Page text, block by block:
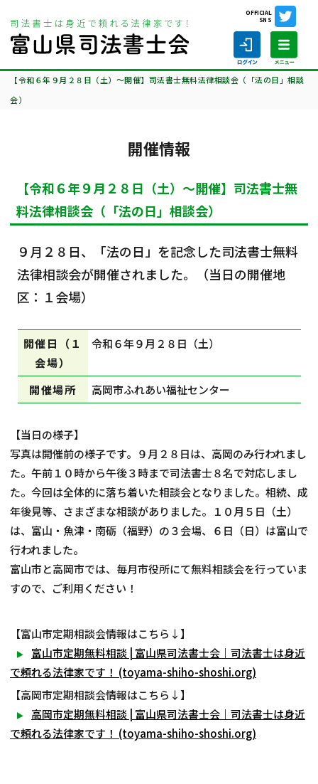
OFFICIAL
SNS
相談会情報・お知らせ
開催情報
【令和６年９月２８日（土）～開催】司法書士無料法律相談会（「法の日」相談
会）
開催情報
【令和６年９月２８日（土）～開催】司法書士無
料法律相談会（「法の日」相談会）
９月２８日、「法の日」を記念した司法書士無料
法律相談会が開催されました。（当日の開催地
区：１会場）
開催日（１
会場）
令和６年９月２８日（土）
開催場所 高岡市ふれあい福祉センター
【当日の様子】
写真は開催前の様子です。９月２８日は、高岡のみ行われまし
た。午前１０時から午後３時まで司法書士８名で対応しまし
た。今回は全体的に落ち着いた相談会となりました。相続、成
年後見等、さまざまな相談がありました。１０月５日（土）
は、富山・魚津・南砺（福野）の３会場、６日（日）は富山で
行われました。
富山市と高岡市では、毎月市役所にて無料相談会を行っていま
すので、ご利用ください！
【富山市定期相談会情報はこちら↓】
富山市定期無料相談 | 富山県司法書士会｜司法書士は身近
で頼れる法律家です！ (toyama-shiho-shoshi.org)
【高岡市定期相談会情報はこちら↓】
高岡市定期無料相談 | 富山県司法書士会｜司法書士は身近
で頼れる法律家です！ (toyama-shiho-shoshi.org)
ホーム
司法書士の仕事
相談会情報・お知らせ
交通アクセス